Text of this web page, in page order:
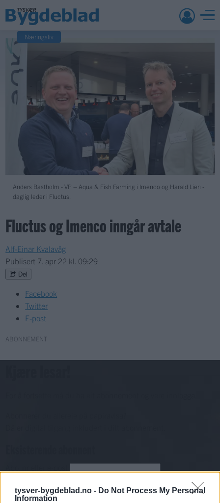
tysver-bygdeblad.no - Do Not Process My Personal
Information
Anders Bastholm - VP – Aqua & Fish Farming i Imenco og Harald Lien -
daglig leder i Fluctus.
Næringsliv
Fluctus og Imenco inngår avtale
Alf-Einar Kvalavåg
Publisert 7. apr 22 kl. 09:29
Del
Facebook
Twitter
E-post
ABONNEMENT
Logg inn